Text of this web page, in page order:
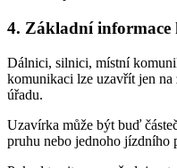
4. Základní informace
Dálnici, silnici, místní
komunikaci lze uzavřít jen
úřadu.
Uzavírka může být buď
pruhu nebo jednoho jízdního